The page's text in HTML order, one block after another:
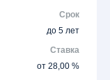
Срок
до 5 лет
Ставка
от 28,00 %